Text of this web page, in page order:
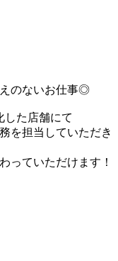
のないお仕事◎
した店舗にて
を担当していただき
っていただけます！